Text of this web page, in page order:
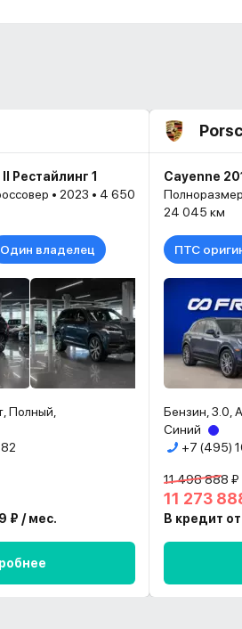
Рестайлинг 1
• 2023 • 4 650
Один владелец
Полный,
₽ / мес.
Cayenne
24 045 км
ПТС
Бензин, 3.0,
Синий
+7 (495)
11 498 888 ₽
11 273
В кредит